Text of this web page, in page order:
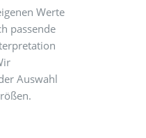
Werte
passende
Auswahl